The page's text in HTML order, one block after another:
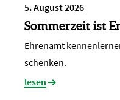
5. August 2026
Sommerzeit ist
Ehrenamt
schenken.
lesen